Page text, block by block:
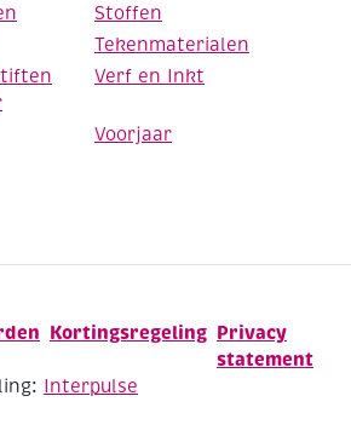
Stoffen
Tekenmaterialen
Verf en Inkt
Voorjaar
Kortingsregeling Privacy
statement
Interpulse